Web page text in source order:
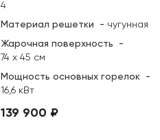
4
Материал решетки
- чугунная
Жарочная поверхность
-
74 х 45 см
Мощность основных горелок
-
16,6 кВт
139 900 ₽